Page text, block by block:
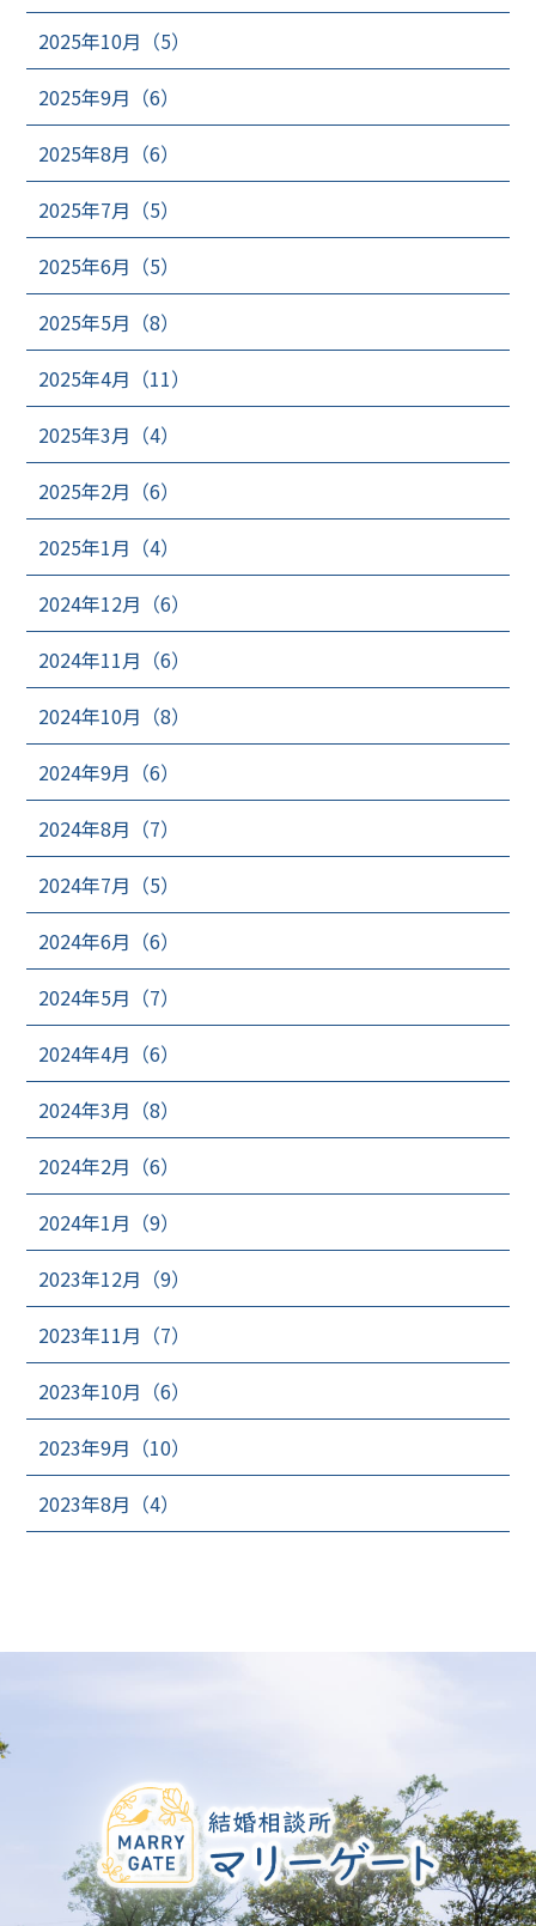
2025年10月（5）
2025年9月（6）
2025年8月（6）
2025年7月（5）
2025年6月（5）
2025年5月（8）
2025年4月（11）
2025年3月（4）
2025年2月（6）
2025年1月（4）
2024年12月（6）
2024年11月（6）
2024年10月（8）
2024年9月（6）
2024年8月（7）
2024年7月（5）
2024年6月（6）
2024年5月（7）
2024年4月（6）
2024年3月（8）
2024年2月（6）
2024年1月（9）
2023年12月（9）
2023年11月（7）
2023年10月（6）
2023年9月（10）
2023年8月（4）